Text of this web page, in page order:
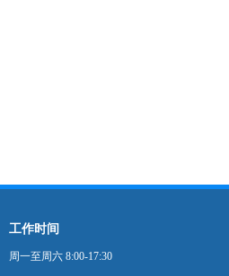
工作时间
周一至周六 8:00-17:30